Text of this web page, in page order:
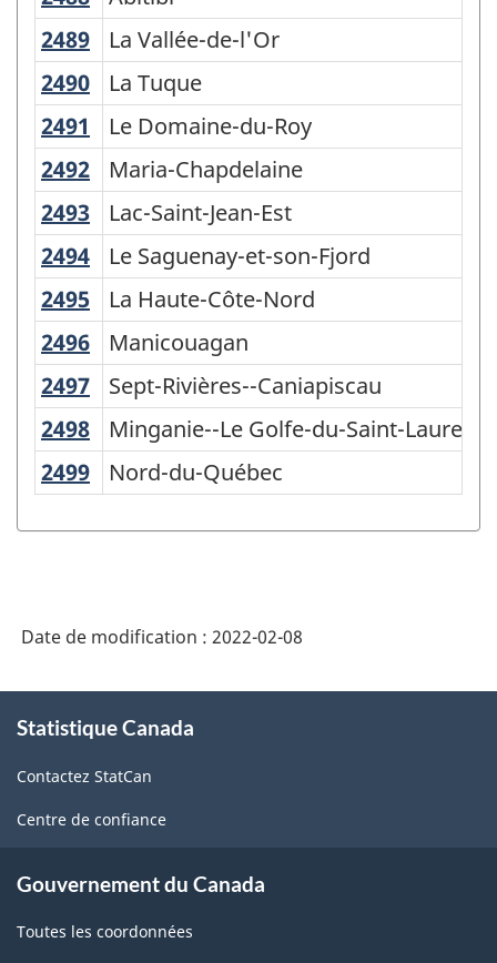
2489 La Vallée-de-l'Or
La Vallée-de-l'Or
2490 La Tuque
La Tuque
2491
Le Domaine-du-Roy
Le Domaine-du-Roy
2492 Maria-Chapdelaine
Maria-Chapdelaine
2493 Lac-Saint-Jean-Est
Lac-Saint-Jean-Est
2494 Le Saguenay-et-son-Fjord
Le Saguenay-et-son-Fjord
2495 La Haute-Côte-Nord
La Haute-Côte-Nord
2496 Manicouagan
Manicouagan
2497 Sept-Rivières--Caniapiscau
Sept-Rivières--Caniapiscau
2498 Minganie--Le Golfe-du-Saint-Laurent
Minganie--Le Golfe-du-Saint-Laurent
2499 Nord-du-Québec
Nord-du-Québec
Date de modification : 2022-02-08
propos
ce
site
Statistique Canada
Contactez StatCan
Centre de confiance
Gouvernement du Canada
Toutes les coordonnées